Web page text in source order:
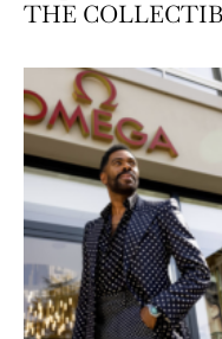
THE